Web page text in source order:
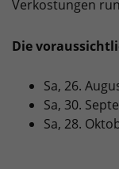
Verkostungen
Die
Sa, 26.
Sa, 30.
Sa, 28.